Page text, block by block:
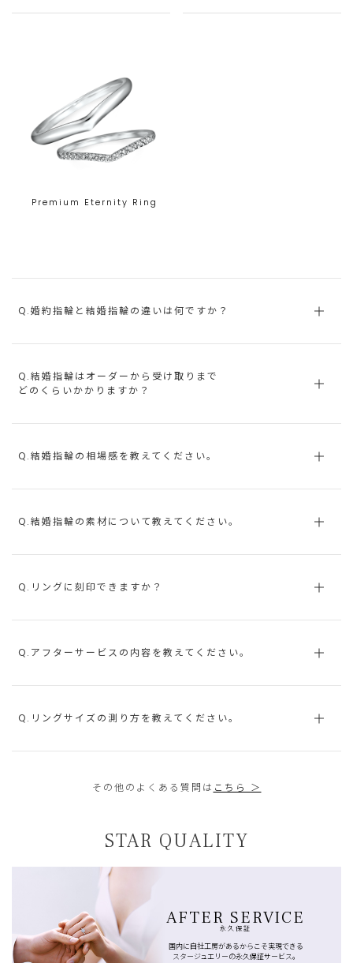
Premium Eternity Ring
Q.婚約指輪と結婚指輪の違いは何ですか？
Q.結婚指輪はオーダーから受け取りまで
どのくらいかかりますか？
Q.結婚指輪の相場感を教えてください。
Q.結婚指輪の素材について教えてください。
Q.リングに刻印できますか？
Q.アフターサービスの内容を教えてください。
Q.リングサイズの測り方を教えてください。
その他のよくある質問は こちら ＞
STAR QUALITY
AFTER SERVICE
永久保証
国内に自社工房があるからこそ実現できる
スタージュエリーの永久保証サービス。